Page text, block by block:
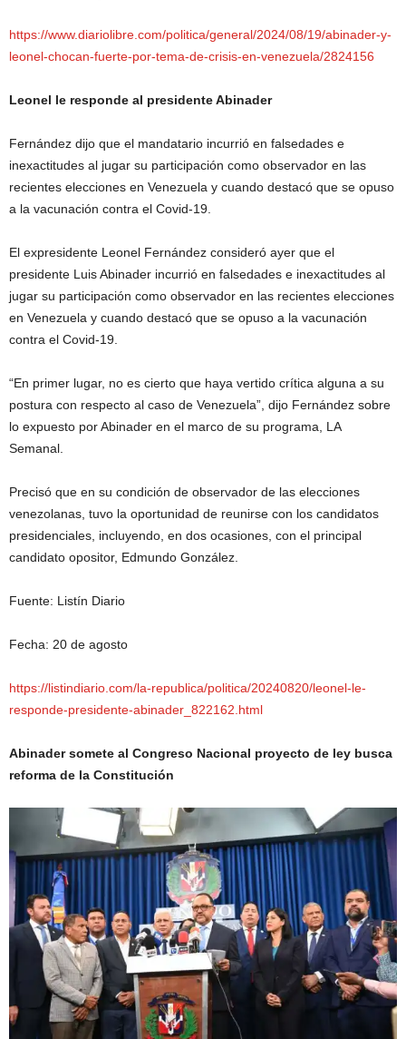
https://www.diariolibre.com/politica/general/2024/08/19/abinader-y-
leonel-chocan-fuerte-por-tema-de-crisis-en-venezuela/2824156
Leonel le responde al presidente Abinader
Fernández dijo que el mandatario incurrió en falsedades e
inexactitudes al jugar su participación como observador en las
recientes elecciones en Venezuela y cuando destacó que se opuso
a la vacunación contra el Covid-19.
El expresidente Leonel Fernández consideró ayer que el
presidente Luis Abinader incurrió en falsedades e inexactitudes al
jugar su participación como observador en las recientes elecciones
en Venezuela y cuando destacó que se opuso a la vacunación
contra el Covid-19.
“En primer lugar, no es cierto que haya vertido crítica alguna a su
postura con respecto al caso de Venezuela”, dijo Fernández sobre
lo expuesto por Abinader en el marco de su programa, LA
Semanal.
Precisó que en su condición de observador de las elecciones
venezolanas, tuvo la oportunidad de reunirse con los candidatos
presidenciales, incluyendo, en dos ocasiones, con el principal
candidato opositor, Edmundo González.
Fuente: Listín Diario
Fecha: 20 de agosto
https://listindiario.com/la-republica/politica/20240820/leonel-le-
responde-presidente-abinader_822162.html
Abinader somete al Congreso Nacional proyecto de ley busca
reforma de la Constitución